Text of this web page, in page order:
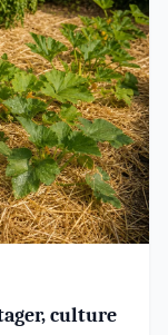
culture